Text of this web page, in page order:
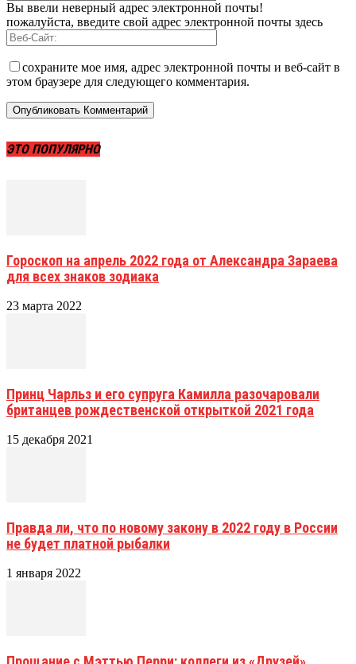
Вы ввели неверный адрес электронной почты!
пожалуйста, введите свой адрес электронной почты здесь
сохраните мое имя, адрес электронной почты и веб-сайт в
этом браузере для следующего комментария.
ЭТО ПОПУЛЯРНО
Гороскоп на апрель 2022 года от Александра Зараева
для всех знаков зодиака
23 марта 2022
Принц Чарльз и его супруга Камилла разочаровали
британцев рождественской открыткой 2021 года
15 декабря 2021
Правда ли, что по новому закону в 2022 году в России
не будет платной рыбалки
1 января 2022